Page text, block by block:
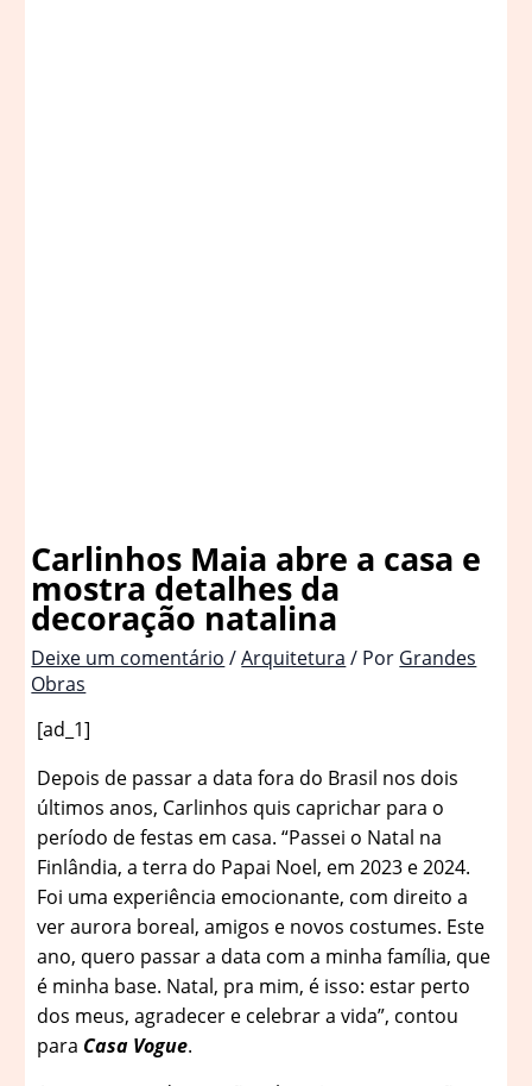
Carlinhos Maia abre a casa e
mostra detalhes da
decoração natalina
Deixe um comentário /Arquitetura / Por Grandes
Obras
[ad_1]
Depois de passar a data fora do Brasil nos dois
últimos anos, Carlinhos quis caprichar para o
período de festas em casa. “Passei o Natal na
Finlândia, a terra do Papai Noel, em 2023 e 2024.
Foi uma experiência emocionante, com direito a
ver aurora boreal, amigos e novos costumes. Este
ano, quero passar a data com a minha família, que
é minha base. Natal, pra mim, é isso: estar perto
dos meus, agradecer e celebrar a vida”, contou
para Casa Vogue.